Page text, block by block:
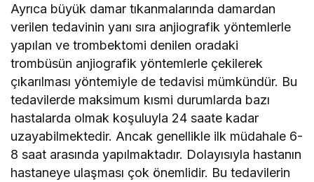
Ayrıca büyük damar tıkanmalarında damardan
verilen tedavinin yanı sıra anjiografik yöntemlerle
yapılan ve trombektomi denilen oradaki
trombüsün anjiografik yöntemlerle çekilerek
çıkarılması yöntemiyle de tedavisi mümkündür. Bu
tedavilerde maksimum kısmi durumlarda bazı
hastalarda olmak koşuluyla 24 saate kadar
uzayabilmektedir. Ancak genellikle ilk müdahale 6-
8 saat arasında yapılmaktadır. Dolayısıyla hastanın
hastaneye ulaşması çok önemlidir. Bu tedavilerin